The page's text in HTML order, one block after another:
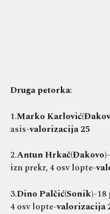
Druga petorka:
1.Marko
asis-valorizacija 25
2.Antun Hrkač(Đakovo)
izn prekr, 4 osv lopte-
3.Dino Palčić(Sonik)-18
4 osv lopte-valorizacija